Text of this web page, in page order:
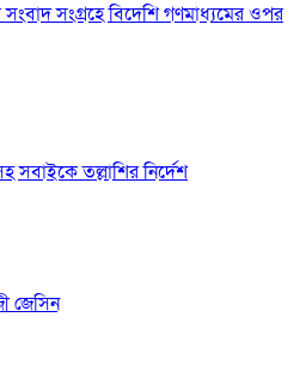
সংবাদ সংগ্রহে বিদেশি গণমাধ্যমের ওপর
তল্লাশির নির্দেশ
জেসিন